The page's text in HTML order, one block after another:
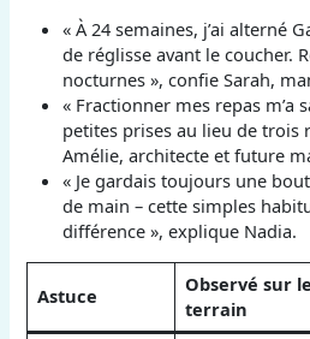
« À 24 semaines, j’ai alterné
de réglisse avant le coucher.
nocturnes », confie Sarah,
« Fractionner mes repas m’a
petites prises au lieu de trois
Amélie, architecte et future
« Je gardais toujours une
de main – cette simples
différence », explique Nadia.
Astuce
Observé sur le
terrain